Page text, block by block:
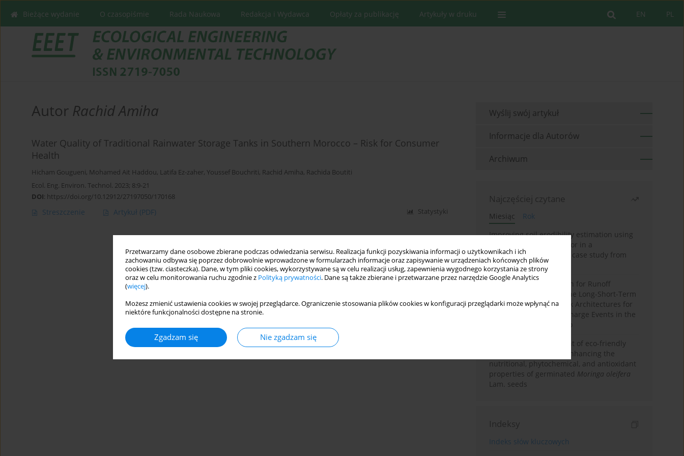
Przetwarzamy dane osobowe zbierane podczas odwiedzania serwisu. Realizacja funkcji pozyskiwania informacji o użytkownikach i ich
zachowaniu odbywa się poprzez dobrowolnie wprowadzone w formularzach informacje oraz zapisywanie w urządzeniach końcowych plików
cookies (tzw. ciasteczka). Dane, w tym pliki cookies, wykorzystywane są w celu realizacji usług, zapewnienia wygodnego korzystania ze strony
oraz w celu monitorowania ruchu zgodnie z Polityką prywatności. Dane są także zbierane i przetwarzane przez narzędzie Google Analytics
(więcej).
Możesz zmienić ustawienia cookies w swojej przeglądarce. Ograniczenie stosowania plików cookies w konfiguracji przeglądarki może wpłynąć na
niektóre funkcjonalności dostępne na stronie.
Zgadzam się Nie zgadzam się
PL
EN
Bieżące wydanie O czasopiśmie Rada Naukowa Redakcja i Wydawca Opłaty za publikację Artykuły w druku
Autor Rachid Amiha
Water Quality of Traditional Rainwater Storage Tanks in Southern Morocco – Risk for Consumer
Health
Hicham Gougueni, Mohamed Ait Haddou, Latifa Ez-zaher, Youssef Bouchriti, Rachid Amiha, Rachida Boutiti
Ecol. Eng. Environ. Technol. 2023; 8:9-21
DOI: https://doi.org/10.12912/27197050/170168
Streszczenie Artykuł (PDF) Statystyki
Wyślij swój artykuł
Informacje dla Autorów
Archiwum
Najczęściej czytane
Miesiąc
Rok
Improving soil erodibility estimation using
a plasticity-based K factor in a
Mediterranean basin: A case study from
northern Morocco
Deep Learning Approach for Runoff
Prediction: Evaluating the Long-Short-Term
Memory Neural Network Architectures for
Capturing Extreme Discharge Events in the
Ouergha Basin, Morocco
Comparative assessment of eco-friendly
priming strategies for enhancing the
nutritional, phytochemical, and antioxidant
properties of germinated Moringa oleifera
Lam. seeds
Indeksy
Indeks słów kluczowych